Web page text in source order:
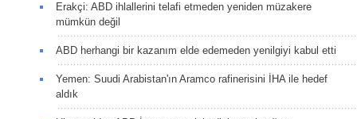
Erakçi: ABD ihlallerini telafi etmeden yeniden müzakere
mümkün değil
ABD herhangi bir kazanım elde edemeden yenilgiyi kabul etti
Yemen: Suudi Arabistan'ın Aramco rafinerisini İHA ile hedef
aldık